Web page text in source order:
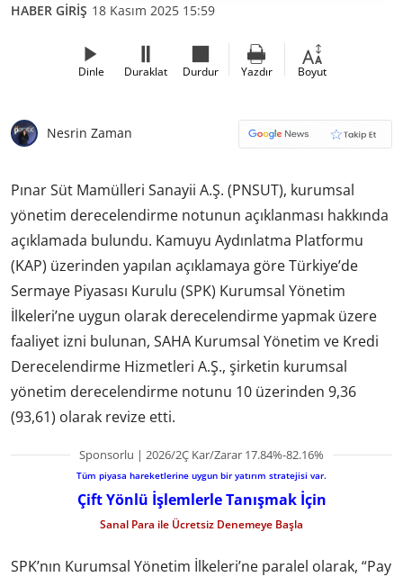
HABER GİRİŞ 18 Kasım 2025 15:59
Dinle Duraklat Durdur Yazdır Boyut
Nesrin Zaman
Pınar Süt Mamülleri Sanayii A.Ş. (PNSUT), kurumsal
yönetim derecelendirme notunun açıklanması hakkında
açıklamada bulundu. Kamuyu Aydınlatma Platformu
(KAP) üzerinden yapılan açıklamaya göre Türkiye’de
Sermaye Piyasası Kurulu (SPK) Kurumsal Yönetim
İlkeleri’ne uygun olarak derecelendirme yapmak üzere
faaliyet izni bulunan, SAHA Kurumsal Yönetim ve Kredi
Derecelendirme Hizmetleri A.Ş., şirketin kurumsal
yönetim derecelendirme notunu 10 üzerinden 9,36
(93,61) olarak revize etti.
Sponsorlu | 2026/2Ç Kar/Zarar 17.84%-82.16%
Tüm piyasa hareketlerine uygun bir yatırım stratejisi var.
Çift Yönlü İşlemlerle Tanışmak İçin
Sanal Para ile Ücretsiz Denemeye Başla
SPK’nın Kurumsal Yönetim İlkeleri’ne paralel olarak, “Pay